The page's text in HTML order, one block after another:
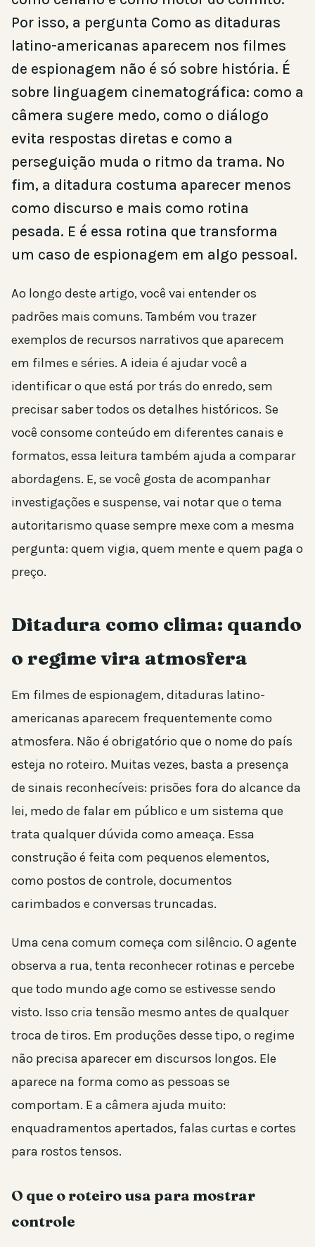
Por isso, a pergunta Como as ditaduras
latino-americanas aparecem nos filmes
de espionagem não é só sobre história. É
sobre linguagem cinematográfica: como a
câmera sugere medo, como o diálogo
evita respostas diretas e como a
perseguição muda o ritmo da trama. No
fim, a ditadura costuma aparecer menos
como discurso e mais como rotina
pesada. E é essa rotina que transforma
um caso de espionagem em algo pessoal.
Ao longo deste artigo, você vai entender os
padrões mais comuns. Também vou trazer
exemplos de recursos narrativos que aparecem
em filmes e séries. A ideia é ajudar você a
identificar o que está por trás do enredo, sem
precisar saber todos os detalhes históricos. Se
você consome conteúdo em diferentes canais e
formatos, essa leitura também ajuda a comparar
abordagens. E, se você gosta de acompanhar
investigações e suspense, vai notar que o tema
autoritarismo quase sempre mexe com a mesma
pergunta: quem vigia, quem mente e quem paga o
preço.
Ditadura como clima: quando
o regime vira atmosfera
Em filmes de espionagem, ditaduras latino-
americanas aparecem frequentemente como
atmosfera. Não é obrigatório que o nome do país
esteja no roteiro. Muitas vezes, basta a presença
de sinais reconhecíveis: prisões fora do alcance da
lei, medo de falar em público e um sistema que
trata qualquer dúvida como ameaça. Essa
construção é feita com pequenos elementos,
como postos de controle, documentos
carimbados e conversas truncadas.
Uma cena comum começa com silêncio. O agente
observa a rua, tenta reconhecer rotinas e percebe
que todo mundo age como se estivesse sendo
visto. Isso cria tensão mesmo antes de qualquer
troca de tiros. Em produções desse tipo, o regime
não precisa aparecer em discursos longos. Ele
aparece na forma como as pessoas se
comportam. E a câmera ajuda muito:
enquadramentos apertados, falas curtas e cortes
para rostos tensos.
O que o roteiro usa para mostrar
controle